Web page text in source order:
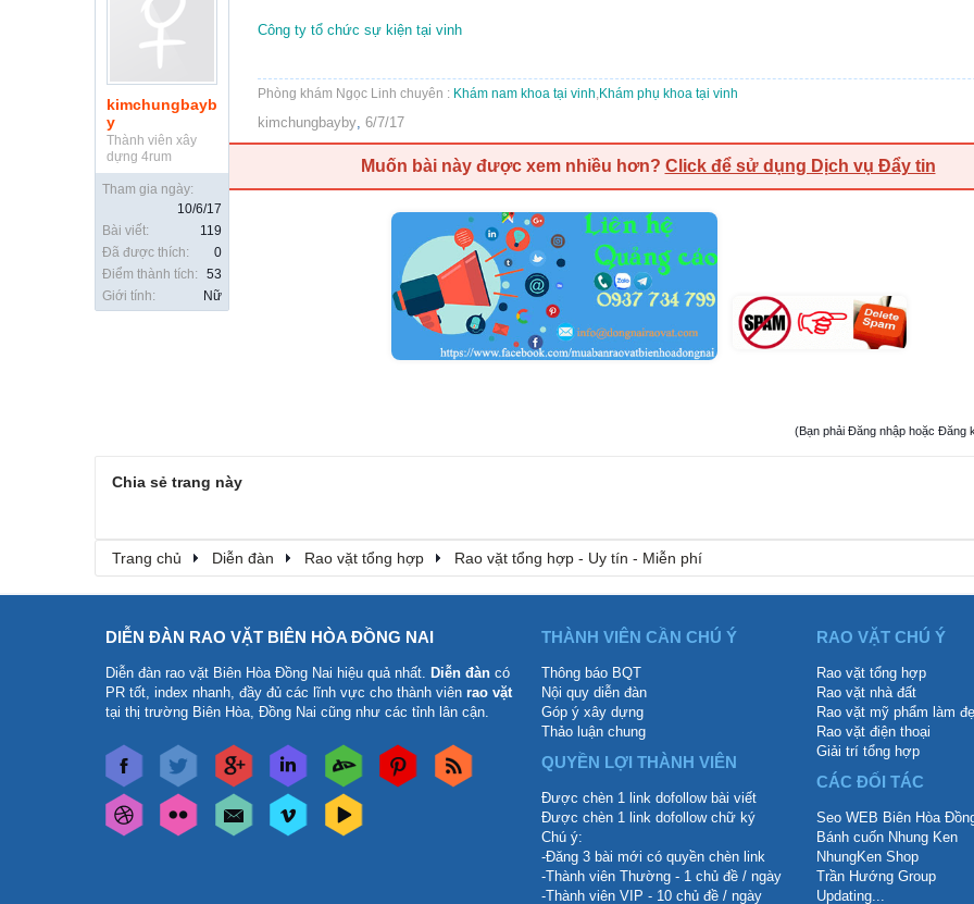
kimchungbayb
y
Thành viên xây
dựng 4rum
Tham gia ngày:
10/6/17
Bài viết:
119
Đã được thích:
0
Điểm thành tích:
53
Giới tính:
Nữ
Công ty tổ chức sự kiện tại vinh
Phòng khám Ngọc Linh chuyên : Khám nam khoa tại vinh Khám phụ khoa tại vinh
kimchungbayby 6/7/17
Muốn bài này được xem nhiều hơn? Click để sử dụng Dịch vụ Đẩy tin
(Bạn phải Đăng nhập hoặc Đăng
Chia sẻ trang này
Trang chủ Diễn đàn Rao vặt tổng hợp Rao vặt tổng hợp - Uy tín - Miễn phí
DIỄN ĐÀN RAO VẶT BIÊN HÒA ĐỒNG NAI
Diễn đàn rao vặt Biên Hòa Đồng Nai hiệu quả nhất. Diễn đàn có
PR tốt, index nhanh, đầy đủ các lĩnh vực cho thành viên rao vặt
tại thị trường Biên Hòa, Đồng Nai cũng như các tỉnh lân cận.
THÀNH VIÊN CẦN CHÚ Ý
Thông báo BQT
Nội quy diễn đàn
Góp ý xây dựng
Thảo luận chung
QUYỀN LỢI THÀNH VIÊN
Được chèn 1 link dofollow bài viết
Được chèn 1 link dofollow chữ ký
Chú ý:
-Đăng 3 bài mới có quyền chèn link
-Thành viên Thường - 1 chủ đề / ngày
-Thành viên VIP - 10 chủ đề / ngày
RAO VẶT CHÚ Ý
Rao vặt tổng hợp
Rao vặt nhà đất
Rao vặt mỹ phẩm làm
Rao vặt điện thoại
Giải trí tổng hợp
CÁC ĐỐI TÁC
Seo WEB Biên Hòa
Bánh cuốn Nhung Ken
NhungKen Shop
Trần Hướng Group
Updating...